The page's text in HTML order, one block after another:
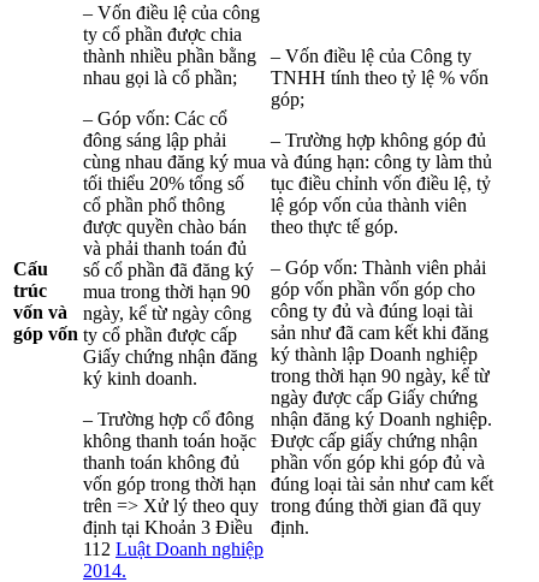
Cấu
trúc
vốn và
góp vốn
– Vốn điều lệ của công
ty cổ phần được chia
thành nhiều phần bằng
nhau gọi là cổ phần;
– Góp vốn: Các cổ
đông sáng lập phải
cùng nhau đăng ký mua
tối thiểu 20% tổng số
cổ phần phổ thông
được quyền chào bán
và phải thanh toán đủ
số cổ phần đã đăng ký
mua trong thời hạn 90
ngày, kể từ ngày công
ty cổ phần được cấp
Giấy chứng nhận đăng
ký kinh doanh.
– Trường hợp cổ đông
không thanh toán hoặc
thanh toán không đủ
vốn góp trong thời hạn
trên => Xử lý theo quy
định tại Khoản 3 Điều
112 Luật Doanh nghiệp
2014.
– Vốn điều lệ của Công ty
TNHH tính theo tỷ lệ % vốn
góp;
– Trường hợp không góp đủ
và đúng hạn: công ty làm thủ
tục điều chỉnh vốn điều lệ, tỷ
lệ góp vốn của thành viên
theo thực tế góp.
– Góp vốn: Thành viên phải
góp vốn phần vốn góp cho
công ty đủ và đúng loại tài
sản như đã cam kết khi đăng
ký thành lập Doanh nghiệp
trong thời hạn 90 ngày, kể từ
ngày được cấp Giấy chứng
nhận đăng ký Doanh nghiệp.
Được cấp giấy chứng nhận
phần vốn góp khi góp đủ và
đúng loại tài sản như cam kết
trong đúng thời gian đã quy
định.